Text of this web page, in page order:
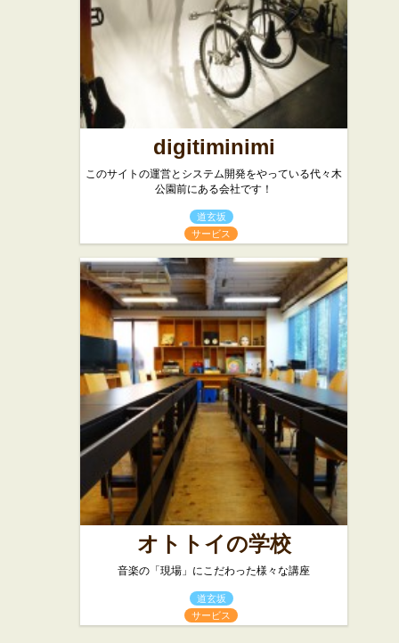
digitiminimi
このサイトの運営とシステム開発をやっている代々木
公園前にある会社です！
道玄坂
サービス
オトトイの学校
音楽の「現場」にこだわった様々な講座
道玄坂
サービス